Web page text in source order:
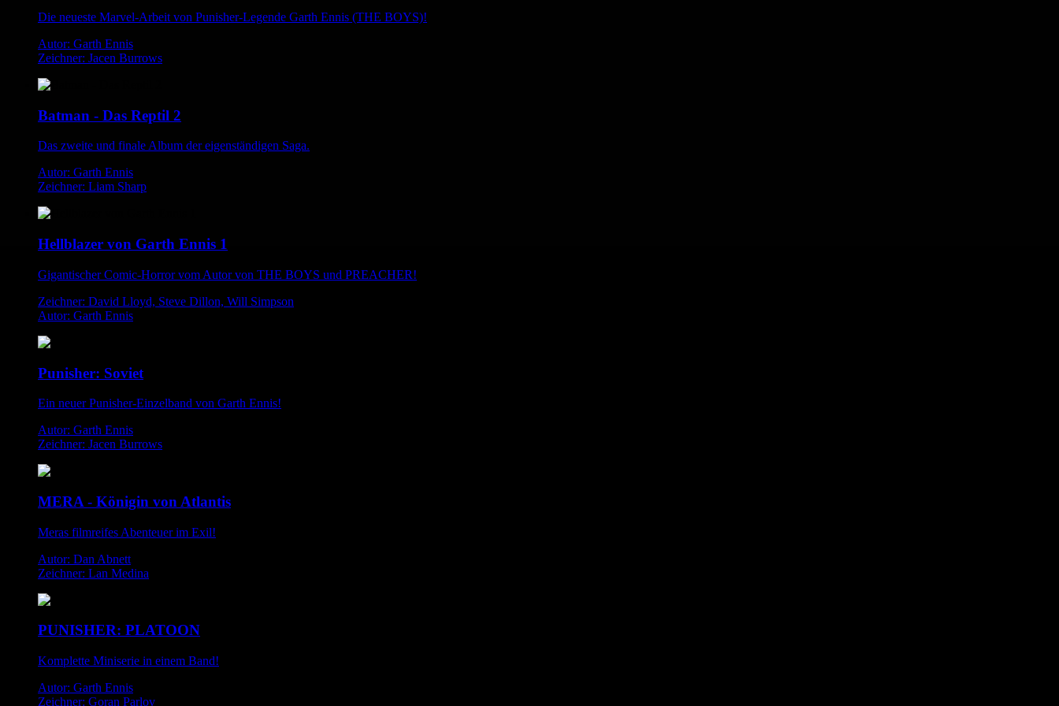
Die neueste Marvel-Arbeit von Punisher-Legende Garth Ennis (THE BOYS)!
Autor: Garth Ennis
Zeichner: Jacen Burrows
Batman - Das Reptil 2
Das zweite und finale Album der eigenständigen Saga.
Autor: Garth Ennis
Zeichner: Liam Sharp
Hellblazer von Garth Ennis 1
Gigantischer Comic-Horror vom Autor von THE BOYS und PREACHER!
Zeichner: David Lloyd, Steve Dillon, Will Simpson
Autor: Garth Ennis
Punisher: Soviet
Ein neuer Punisher-Einzelband von Garth Ennis!
Autor: Garth Ennis
Zeichner: Jacen Burrows
MERA - Königin von Atlantis
Meras filmreifes Abenteuer im Exil!
Autor: Dan Abnett
Zeichner: Lan Medina
PUNISHER: PLATOON
Komplette Miniserie in einem Band!
Autor: Garth Ennis
Zeichner: Goran Parlov